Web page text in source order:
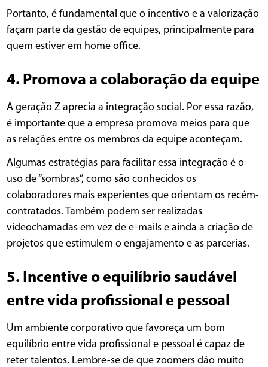
Portanto, é fundamental que o incentivo e a valorização
façam parte da gestão de equipes, principalmente para
quem estiver em home office.
4. Promova a colaboração da equipe
A geração Z aprecia a integração social. Por essa razão,
é importante que a empresa promova meios para que
as relações entre os membros da equipe aconteçam.
Algumas estratégias para facilitar essa integração é o
uso de “sombras”, como são conhecidos os
colaboradores mais experientes que orientam os recém-
contratados. Também podem ser realizadas
videochamadas em vez de e-mails e ainda a criação de
projetos que estimulem o engajamento e as parcerias.
5. Incentive o equilíbrio saudável
entre vida profissional e pessoal
Um ambiente corporativo que favoreça um bom
equilíbrio entre vida profissional e pessoal é capaz de
reter talentos. Lembre-se de que zoomers dão muito